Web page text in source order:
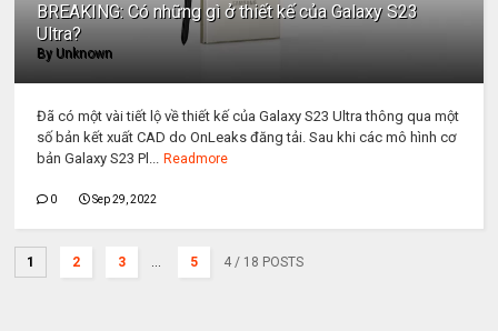
BREAKING: Có những gì ở thiết kế của Galaxy S23
Ultra?
By Unknown
Đã có một vài tiết lộ về thiết kế của Galaxy S23 Ultra thông qua một
số bản kết xuất CAD do OnLeaks đăng tải. Sau khi các mô hình cơ
bản Galaxy S23 Pl... Readmore
0 Sep 29, 2022
1 2 3 ... 5 4 / 18 POSTS